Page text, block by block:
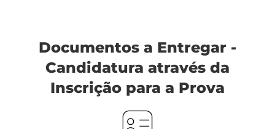
Documentos a Entregar -
Candidatura através da
Inscrição para a Prova